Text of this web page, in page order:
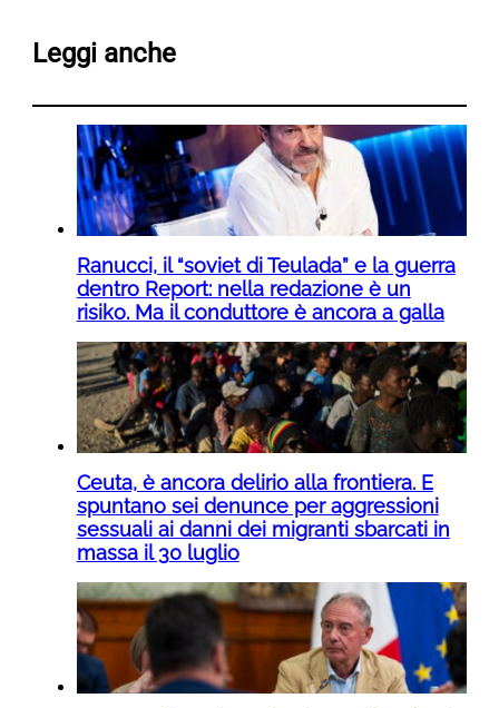
Leggi anche
Ranucci, il “soviet di Teulada” e la guerra
dentro Report: nella redazione è un
risiko. Ma il conduttore è ancora a galla
Ceuta, è ancora delirio alla frontiera. E
spuntano sei denunce per aggressioni
sessuali ai danni dei migranti sbarcati in
massa il 30 luglio